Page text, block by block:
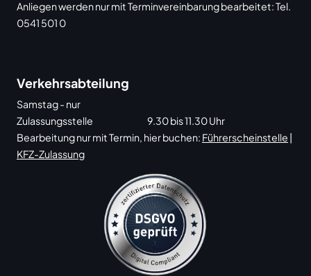
Anliegen werden nur mit Terminvereinbarung bearbeitet: Tel.
0541 501 0
Verkehrsabteilung
Samstag - nur
Zulassungsstelle
9.30 bis 11.30 Uhr
Bearbeitung nur mit Termin, hier buchen: Führerscheinstelle |
KFZ-Zulassung